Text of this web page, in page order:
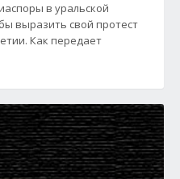
в уральской
выразить свой протест
Как передает